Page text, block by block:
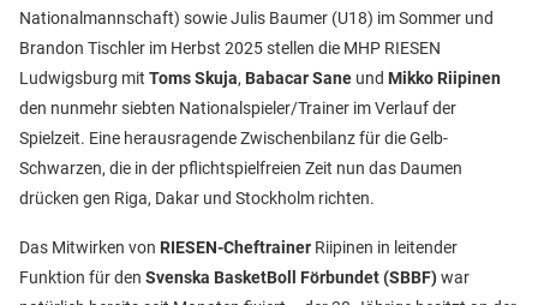
Nationalmannschaft) sowie Julis Baumer (U18) im Sommer und
Brandon Tischler im Herbst 2025 stellen die MHP RIESEN
Ludwigsburg mit Toms Skuja, Babacar Sane und Mikko Riipinen
den nunmehr siebten Nationalspieler/Trainer im Verlauf der
Spielzeit. Eine herausragende Zwischenbilanz für die Gelb-
Schwarzen, die in der pflichtspielfreien Zeit nun das Daumen
drücken gen Riga, Dakar und Stockholm richten.
Das Mitwirken von RIESEN-Cheftrainer Riipinen in leitender
Funktion für den Svenska BasketBoll Förbundet (SBBF)war